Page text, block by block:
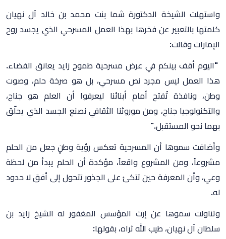
واستهلت الشيخة الدكتورة شما بنت محمد بن خالد آل نهيان
كلمتها بالتعبير عن فخرها بهذا العمل المسرحي الذي يجسد روح
الإمارات وقالت:
"اليوم أقف بينكم في عرض مسرحية طموح زايد يعانق الفضاء.
هذا العمل ليس مجرد نص مسرحي، بل هو صرخة حلم، وصوت
وطن، ونافذة تُفتح أمام أبنائنا ليعرفوا أن العلم هو جناح،
والتكنولوجيا جناح، ومن موروثنا الثقافي نصنع الجسد الذي يحلّق
بهما نحو المستقبل."
وأضافت سموها أن المسرحية تعكس رؤية وطنٍ جعل من الحلم
مشروعاً، ومن المشروع واقعاً، مؤكدة أن الحلم يبدأ من لحظة
وعي، وأن المعرفة حين تتكئ على الجذور تتحول إلى أفق لا حدود
له.
وتناولت سموها عن إرث المؤسس المغفور له الشيخ زايد بن
سلطان آل نهيان، طيب الله ثراه، بقولها: